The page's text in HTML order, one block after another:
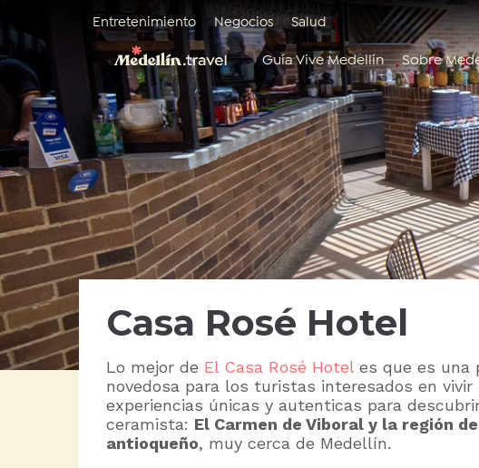
Entretenimiento Negocios Salud
Guía Vive Medellín Sobre
Casa Rosé Hotel
Lo mejor de El Casa Rosé Hotel es que es una
novedosa para los turistas interesados en vivir
experiencias únicas y autenticas para
ceramista: El Carmen de Viboral y la región
antioqueño, muy cerca de Medellín.